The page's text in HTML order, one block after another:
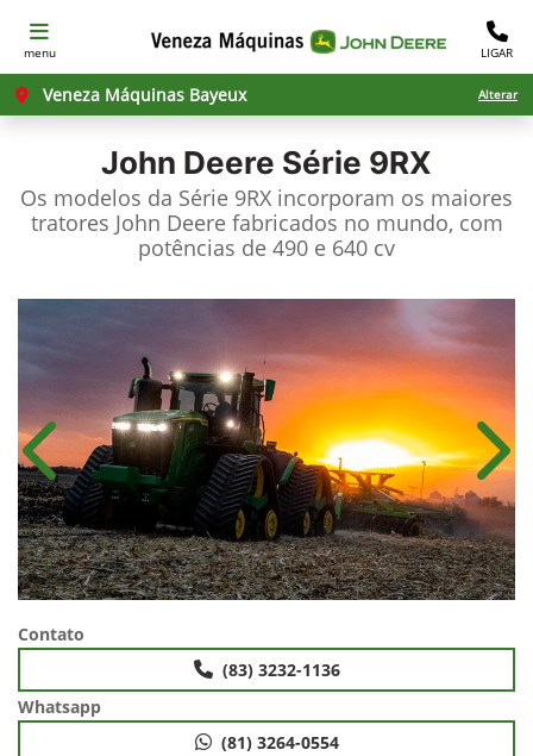
menu LIGAR
Veneza Máquinas Bayeux Alterar
John Deere Série 9RX
Os modelos da Série 9RX incorporam os maiores
tratores John Deere fabricados no mundo, com
potências de 490 e 640 cv
Anterior
Contato
(83) 3232-1136
Whatsapp
(81) 3264-0554